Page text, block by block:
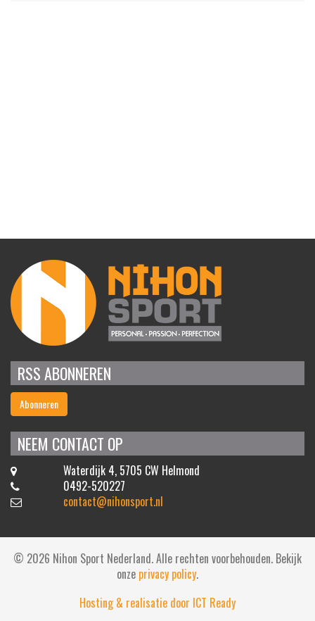
RSS ABONNEREN
Abonneren
NEEM CONTACT OP
Waterdijk 4, 5705 CW Helmond
0492-520227
contact@nihonsport.nl
© 2026 Nihon Sport Nederland. Alle rechten voorbehouden. Bekijk
onze privacy policy.
Hosting & realisatie door ICT Ready